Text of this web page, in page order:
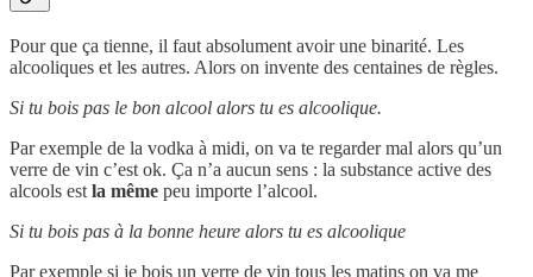
Pour que ça tienne, il faut absolument avoir une binarité. Les
alcooliques et les autres. Alors on invente des centaines de règles.
Si tu bois pas le bon alcool alors tu es alcoolique.
Par exemple de la vodka à midi, on va te regarder mal alors qu’un
verre de vin c’est ok. Ça n’a aucun sens : la substance active des
alcools est la même peu importe l’alcool.
Si tu bois pas à la bonne heure alors tu es alcoolique
Par exemple si je bois un verre de vin tous les matins on va me